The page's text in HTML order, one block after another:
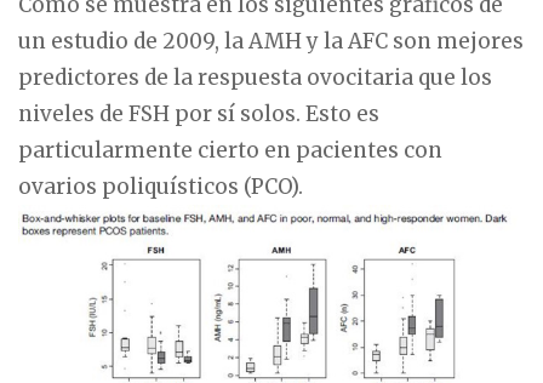
un estudio de 2009, la AMH y la AFC son mejores
predictores de la respuesta ovocitaria que los
niveles de FSH por sí solos. Esto es
particularmente cierto en pacientes con
ovarios poliquísticos (PCO).